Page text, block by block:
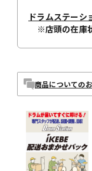
ドラムステーシ
※店頭の在庫
商品についての